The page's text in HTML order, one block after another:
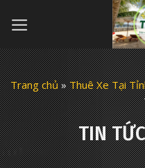
Trang chủ»Thuê Xe Tại
TIN